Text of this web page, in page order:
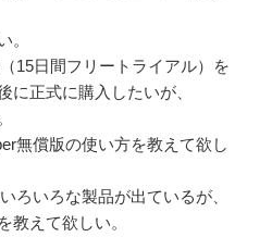
。
15日間フリートライアル）を
正式に購入したいが、
無償版の使い方を教えて欲し
ろいろな製品が出ているが、
えて欲しい。